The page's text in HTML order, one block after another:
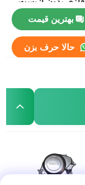
فلزی بدون آزبست
بهترین قیمت
حالا حرف بزن